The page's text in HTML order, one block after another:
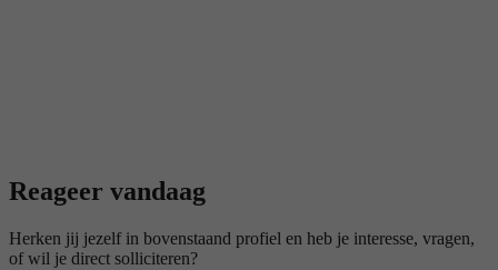
Reageer vandaag
Herken jij jezelf in bovenstaand profiel en heb je interesse, vragen,
of wil je direct solliciteren?